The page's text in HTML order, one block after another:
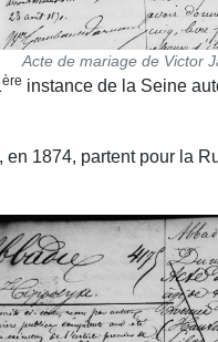
Acte de mariage de Victor
ère instance de la Seine
1874, partent pour la